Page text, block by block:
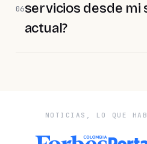
06servicios desde mi
actual?
NOTICIAS, LO QUE